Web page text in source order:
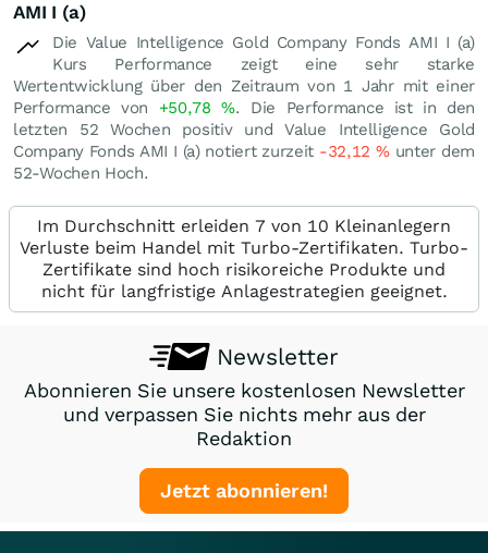
AMI I (a)
Die Value Intelligence Gold Company Fonds AMI I (a)
Kurs Performance zeigt eine sehr starke
Wertentwicklung über den Zeitraum von 1 Jahr mit einer
Performance von +50,78%. Die Performance ist in den
letzten 52 Wochen positiv und Value Intelligence Gold
Company Fonds AMI I (a) notiert zurzeit -32,12%unter dem
52-Wochen Hoch.
Im Durchschnitt erleiden 7 von 10 Kleinanlegern
Verluste beim Handel mit Turbo-Zertifikaten. Turbo-
Zertifikate sind hoch risikoreiche Produkte und
nicht für langfristige Anlagestrategien geeignet.
Newsletter
Abonnieren Sie unsere kostenlosen Newsletter
und verpassen Sie nichts mehr aus der
Redaktion
Jetzt abonnieren!